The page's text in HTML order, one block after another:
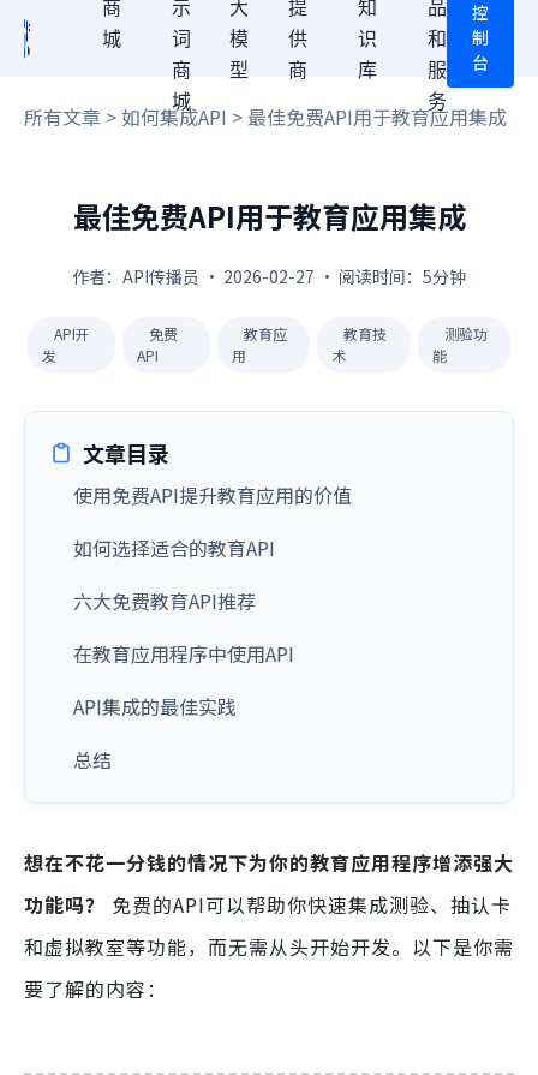
商
城
示
词
商
城
大
模
型
提
供
商
知
识
库
品
和
服
务
控
制
台
所有文章 >如何集成API > 最佳免费API用于教育应用集成
最佳免费API用于教育应用集成
作者：API传播员 · 2026-02-27 · 阅读时间：5分钟
API开
发
免费
API
教育应
用
教育技
术
测验功
能
文章目录
使用免费API提升教育应用的价值
如何选择适合的教育API
六大免费教育API推荐
在教育应用程序中使用API
API集成的最佳实践
总结
想在不花一分钱的情况下为你的教育应用程序增添强大
功能吗？
免费的API可以帮助你快速集成测验、抽认卡
和虚拟教室等功能，而无需从头开始开发。以下是你需
要了解的内容：